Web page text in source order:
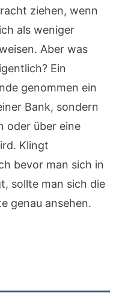
ziehen, wenn
als weniger
Aber was
Ein
genommen ein
Bank, sondern
oder über eine
Klingt
bevor man sich in
sollte man sich die
genau ansehen.